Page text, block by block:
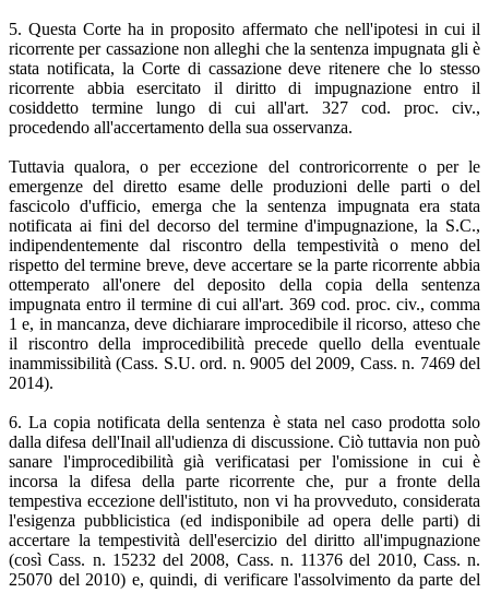
5. Questa Corte ha in proposito affermato che nell'ipotesi in cui il
ricorrente per cassazione non alleghi che la sentenza impugnata gli è
stata notificata, la Corte di cassazione deve ritenere che lo stesso
ricorrente abbia esercitato il diritto di impugnazione entro il
cosiddetto termine lungo di cui all'art. 327 cod. proc. civ.,
procedendo all'accertamento della sua osservanza.
Tuttavia qualora, o per eccezione del controricorrente o per le
emergenze del diretto esame delle produzioni delle parti o del
fascicolo d'ufficio, emerga che la sentenza impugnata era stata
notificata ai fini del decorso del termine d'impugnazione, la S.C.,
indipendentemente dal riscontro della tempestività o meno del
rispetto del termine breve, deve accertare se la parte ricorrente abbia
ottemperato all'onere del deposito della copia della sentenza
impugnata entro il termine di cui all'art. 369 cod. proc. civ., comma
1 e, in mancanza, deve dichiarare improcedibile il ricorso, atteso che
il riscontro della improcedibilità precede quello della eventuale
inammissibilità (Cass. S.U. ord. n. 9005 del 2009, Cass. n. 7469 del
2014).
6. La copia notificata della sentenza è stata nel caso prodotta solo
dalla difesa dell'Inail all'udienza di discussione. Ciò tuttavia non può
sanare l'improcedibilità già verificatasi per l'omissione in cui è
incorsa la difesa della parte ricorrente che, pur a fronte della
tempestiva eccezione dell'istituto, non vi ha provveduto, considerata
l'esigenza pubblicistica (ed indisponibile ad opera delle parti) di
accertare la tempestività dell'esercizio del diritto all'impugnazione
(così Cass. n. 15232 del 2008, Cass. n. 11376 del 2010, Cass. n.
25070 del 2010) e, quindi, di verificare l'assolvimento da parte del